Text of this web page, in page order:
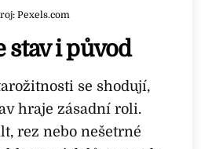
Pexels.com
stav i původ
se shodují,
hraje zásadní roli.
rez nebo nešetrné